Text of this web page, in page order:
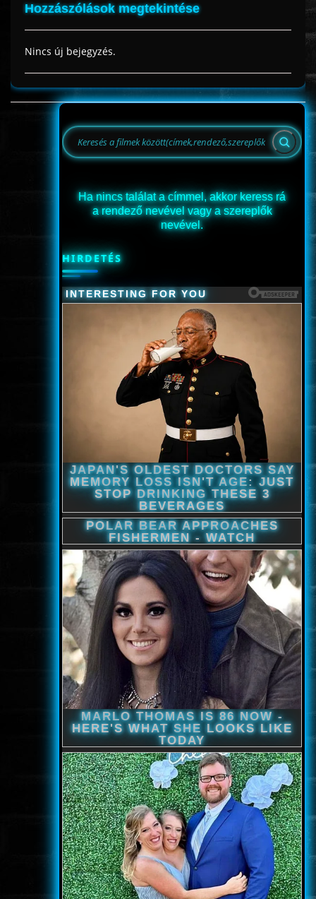
Hozzászólások megtekintése
Nincs új bejegyzés.
Ha nincs találat a címmel, akkor keress rá
a rendező nevével vagy a szereplők
nevével.
HIRDETÉS